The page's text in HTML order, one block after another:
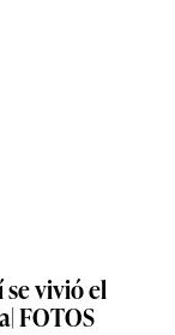
se vivió el
FOTOS